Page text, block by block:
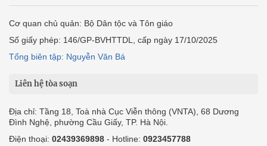
Cơ quan chủ quản: Bộ Dân tộc và Tôn giáo
Số giấy phép: 146/GP-BVHTTDL, cấp ngày 17/10/2025
Tổng biên tập: Nguyễn Văn Bá
Liên hệ tòa soạn
Địa chỉ: Tầng 18, Toà nhà Cục Viễn thông (VNTA), 68 Dương
Đình Nghệ, phường Cầu Giấy, TP. Hà Nội.
Điện thoại: 02439369898 - Hotline: 0923457788